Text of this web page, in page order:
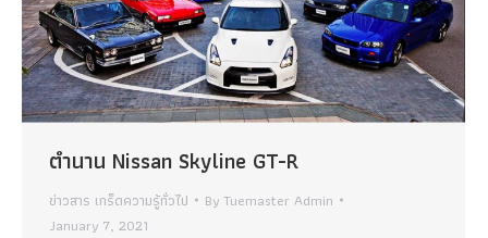
ตำนาน Nissan Skyline GT-R
ข่าวสาร เกร็ดความรู้ทั่วไป ByTuemaster Admin
January 7, 2021